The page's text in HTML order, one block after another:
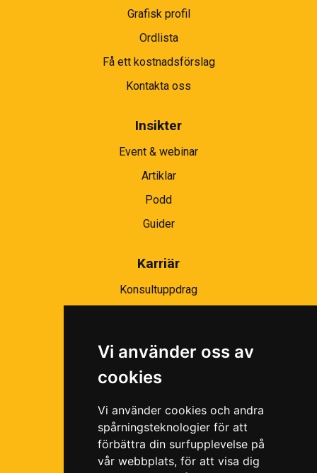
Vi använder oss av
cookies
Vi använder cookies och andra
spårningsteknologier för att
förbättra din surfupplevelse på
vår webbplats, för att visa dig
Grafisk profil
Ordlista
Få ett kostnadsförslag
Kontakta oss
Insikter
Event & webinar
Artiklar
Podd
Guider
Karriär
Konsultuppdrag
Ramavtal